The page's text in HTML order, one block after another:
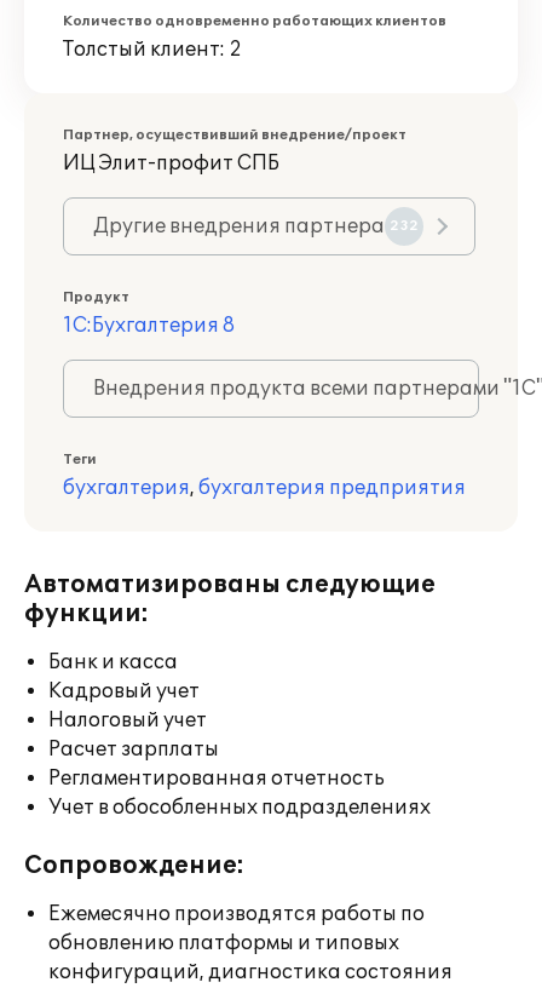
Количество одновременно работающих клиентов
Толстый клиент: 2
Партнер, осуществивший внедрение/проект
ИЦ Элит-профит СПБ
Другие внедрения партнера 232
Продукт
1С:Бухгалтерия 8
Внедрения продукта всеми партнерами
Теги
бухгалтерия, бухгалтерия предприятия
Автоматизированы следующие
функции:
Банк и касса
Кадровый учет
Налоговый учет
Расчет зарплаты
Регламентированная отчетность
Учет в обособленных подразделениях
Сопровождение:
Ежемесячно производятся работы по
обновлению платформы и типовых
конфигураций, диагностика состояния